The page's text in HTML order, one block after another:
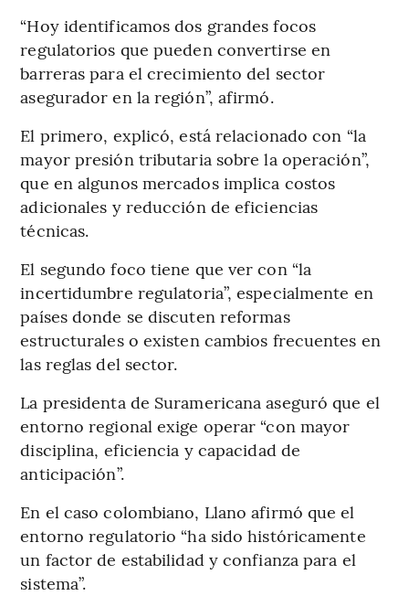
“Hoy identificamos dos grandes focos
regulatorios que pueden convertirse en
barreras para el crecimiento del sector
asegurador en la región”, afirmó.
El primero, explicó, está relacionado con “la
mayor presión tributaria sobre la operación”,
que en algunos mercados implica costos
adicionales y reducción de eficiencias
técnicas.
El segundo foco tiene que ver con “la
incertidumbre regulatoria”, especialmente en
países donde se discuten reformas
estructurales o existen cambios frecuentes en
las reglas del sector.
La presidenta de Suramericana aseguró que el
entorno regional exige operar “con mayor
disciplina, eficiencia y capacidad de
anticipación”.
En el caso colombiano, Llano afirmó que el
entorno regulatorio “ha sido históricamente
un factor de estabilidad y confianza para el
sistema”.